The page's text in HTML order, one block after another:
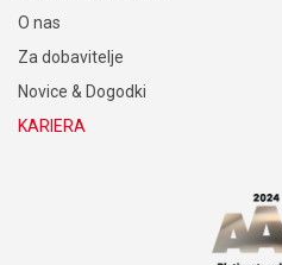
O nas
Za dobavitelje
Novice & Dogodki
KARIERA